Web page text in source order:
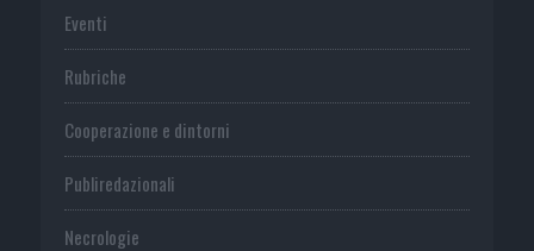
Eventi
Rubriche
Cooperazione e dintorni
Publiredazionali
Necrologie